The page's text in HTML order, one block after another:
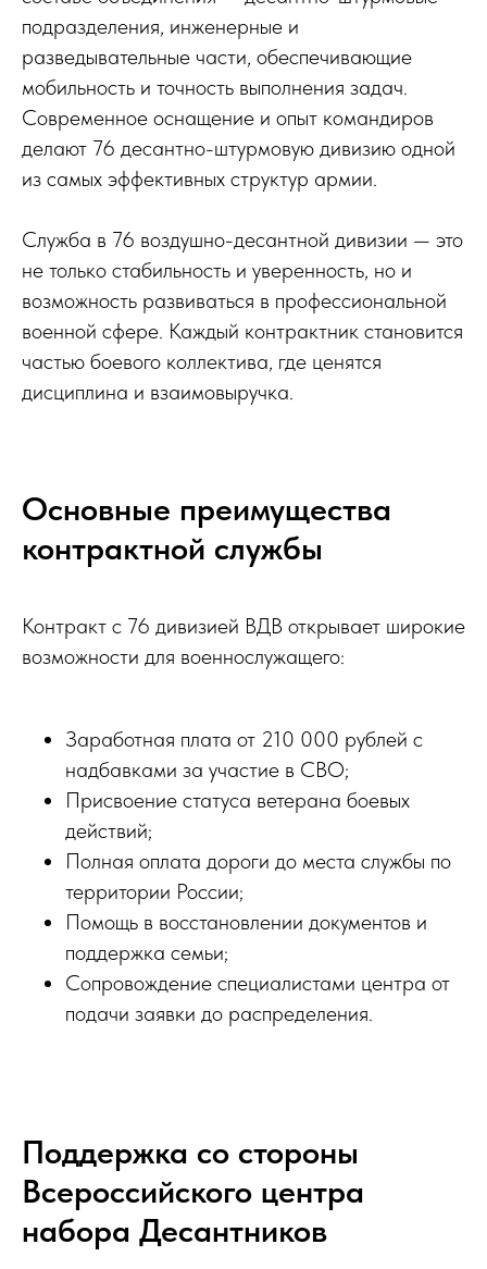
подразделения, инженерные и
разведывательные части, обеспечивающие
мобильность и точность выполнения задач.
Современное оснащение и опыт командиров
делают 76 десантно-штурмовую дивизию одной
из самых эффективных структур армии.
Служба в 76 воздушно-десантной дивизии — это
не только стабильность и уверенность, но и
возможность развиваться в профессиональной
военной сфере. Каждый контрактник становится
частью боевого коллектива, где ценятся
дисциплина и взаимовыручка.
Основные преимущества
контрактной службы
Контракт с 76 дивизией ВДВ открывает широкие
возможности для военнослужащего:
Заработная плата от 210 000 рублей с
надбавками за участие в СВО;
Присвоение статуса ветерана боевых
действий;
Полная оплата дороги до места службы по
территории России;
Помощь в восстановлении документов и
поддержка семьи;
Сопровождение специалистами центра от
подачи заявки до распределения.
Поддержка со стороны
Всероссийского центра
набора Десантников